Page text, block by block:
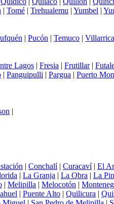
| Tomé | Trehualemu | Yumbel |
| Pucón | Temuco | Villarrica
Lagos | Fresia | Frutillar|
| Panguipulli | Pargua | Puerto
|
| Conchalí| Curacaví| El
| La Granja | La Obra | La
| Melipilla | Melocotón |
| Puente Alto | Quilicura |